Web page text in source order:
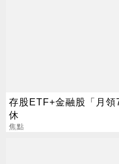
存股ETF+金融股「月
休
焦點